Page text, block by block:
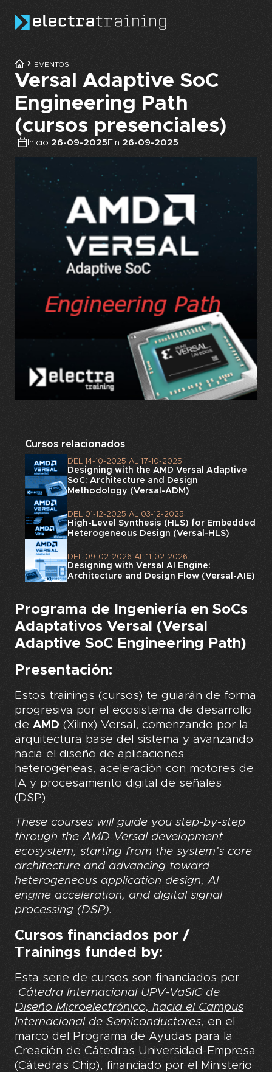
EVENTOS
Versal Adaptive SoC
Engineering Path
(cursos presenciales)
Inicio 26-09-2025Fin 26-09-2025
Cursos relacionados
DEL 14-10-2025 AL 17-10-2025
Designing with the AMD Versal Adaptive
SoC: Architecture and Design
Methodology (Versal-ADM)
DEL 01-12-2025 AL 03-12-2025
High-Level Synthesis (HLS) for Embedded
Heterogeneous Design (Versal-HLS)
DEL 09-02-2026 AL 11-02-2026
Designing with Versal AI Engine:
Architecture and Design Flow (Versal-AIE)
Programa de Ingeniería en SoCs
Adaptativos Versal (Versal
Adaptive SoC Engineering Path)
Presentación:
Estos trainings (cursos) te guiarán de forma
progresiva por el ecosistema de desarrollo
de AMD (Xilinx) Versal, comenzando por la
arquitectura base del sistema y avanzando
hacia el diseño de aplicaciones
heterogéneas, aceleración con motores de
IA y procesamiento digital de señales
(DSP).
These courses will guide you step-by-step
through the AMD Versal development
ecosystem, starting from the system’s core
architecture and advancing toward
heterogeneous application design, AI
engine acceleration, and digital signal
processing (DSP).
Cursos financiados por /
Trainings funded by:
Esta serie de cursos son financiados por
Cátedra Internacional UPV-VaSiC de
Diseño Microelectrónico, hacia el Campus
Internacional de Semiconductores, en el
marco del Programa de Ayudas para la
Creación de Cátedras Universidad-Empresa
(Cátedras Chip), financiado por el Ministerio